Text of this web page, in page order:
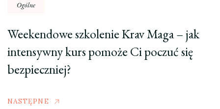
Ogólne
Weekendowe szkolenie Krav Maga – jak
intensywny kurs pomoże Ci poczuć się
bezpieczniej?
NASTĘPNE